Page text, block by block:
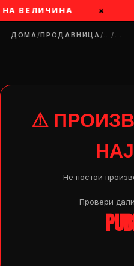
НА ВЕЛИЧИНА ×
ДОМА/ПРОДАВНИЦА/…/…
⚠
Не постои
Провери